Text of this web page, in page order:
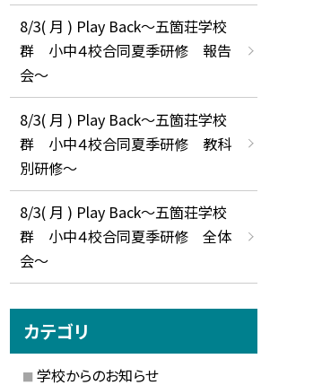
8/3( 月 ) Play Back～五箇荘学校
群 小中４校合同夏季研修 報告
会～
8/3( 月 ) Play Back～五箇荘学校
群 小中４校合同夏季研修 教科
別研修～
8/3( 月 ) Play Back～五箇荘学校
群 小中４校合同夏季研修 全体
会～
カテゴリ
学校からのお知らせ